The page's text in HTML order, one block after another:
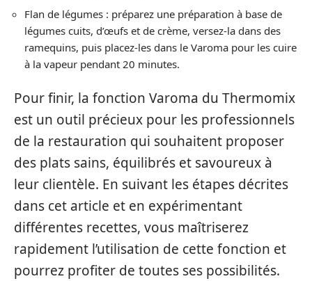
Flan de légumes : préparez une préparation à base de
légumes cuits, d’œufs et de crème, versez-la dans des
ramequins, puis placez-les dans le Varoma pour les cuire
à la vapeur pendant 20 minutes.
Pour finir, la fonction Varoma du Thermomix
est un outil précieux pour les professionnels
de la restauration qui souhaitent proposer
des plats sains, équilibrés et savoureux à
leur clientèle. En suivant les étapes décrites
dans cet article et en expérimentant
différentes recettes, vous maîtriserez
rapidement l’utilisation de cette fonction et
pourrez profiter de toutes ses possibilités.